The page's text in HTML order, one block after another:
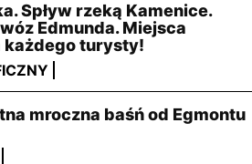
Spływ rzeką Kamenice.
Edmunda. Miejsca
turysty!
mroczna baśń od Egmontu